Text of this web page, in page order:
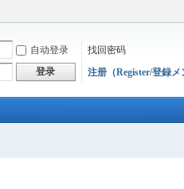
自动登录
找回密码
登录 注册（Register/登録メ